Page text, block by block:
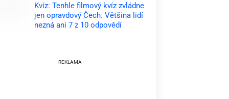
Kvíz: Tenhle filmový kvíz zvládne
jen opravdový Čech. Většina lidí
nezná ani 7 z 10 odpovědí